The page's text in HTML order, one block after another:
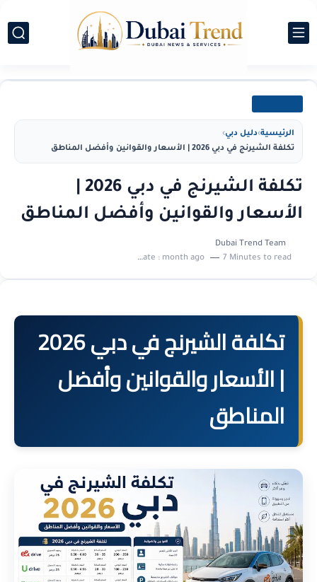
الرئيسية›دليل دبي›
تكلفة الشيرنج في دبي 2026 | الأسعار والقوانين وأفضل المناطق
الأسعار والقوانين وأفضل المناطق
Dubai Trend Team
Last update :
month ago 7 Minutes to read
تكلفة الشيرنج في دبي 2026
| الأسعار والقوانين وأفضل
المناطق